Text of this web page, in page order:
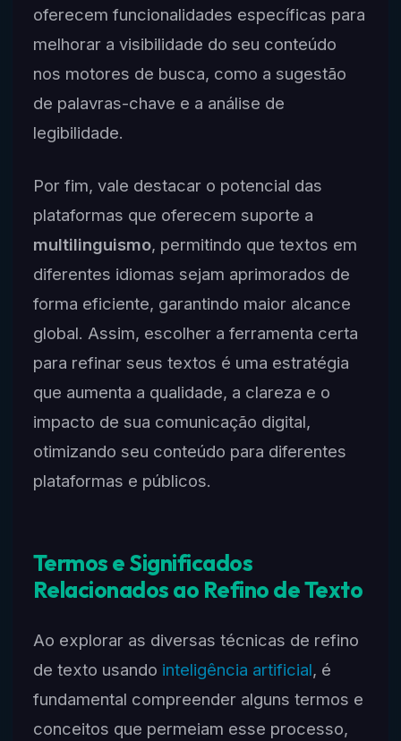
oferecem funcionalidades específicas para
melhorar a visibilidade do seu conteúdo
nos motores de busca, como a sugestão
de palavras-chave e a análise de
legibilidade.
Por fim, vale destacar o potencial das
plataformas que oferecem suporte a
multilinguismo, permitindo que textos em
diferentes idiomas sejam aprimorados de
forma eficiente, garantindo maior alcance
global. Assim, escolher a ferramenta certa
para refinar seus textos é uma estratégia
que aumenta a qualidade, a clareza e o
impacto de sua comunicação digital,
otimizando seu conteúdo para diferentes
plataformas e públicos.
Termos e Significados
Relacionados ao Refino de Texto
Ao explorar as diversas técnicas de refino
de texto usando inteligência artificial, é
fundamental compreender alguns termos e
conceitos que permeiam esse processo,